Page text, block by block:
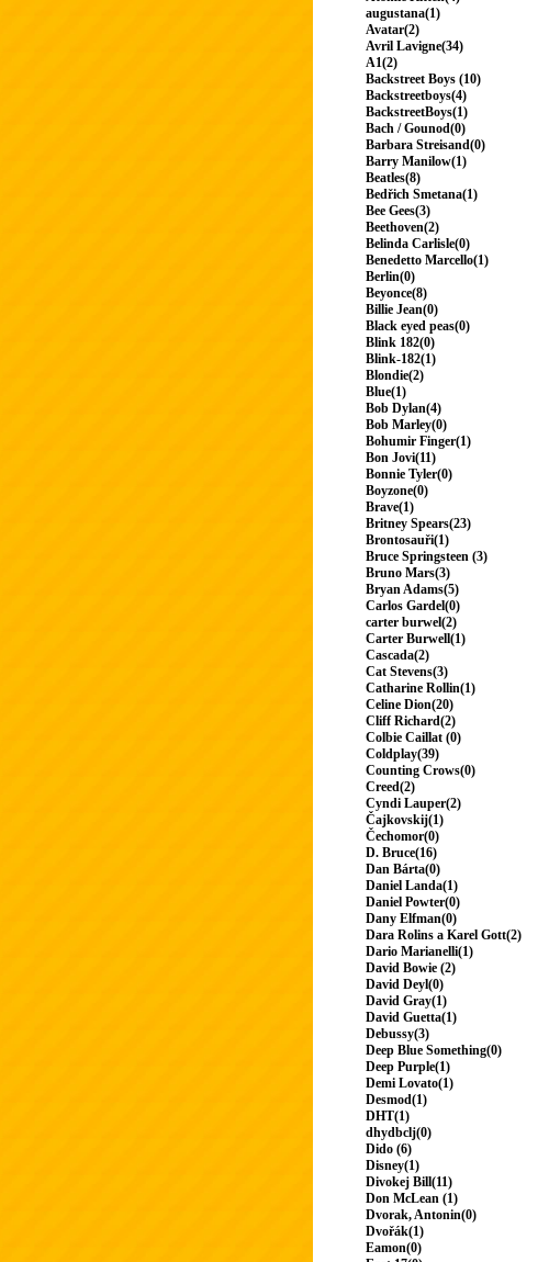
augustana(1)
Avatar(2)
Avril Lavigne(34)
A1(2)
Backstreet Boys (10)
Backstreetboys(4)
BackstreetBoys(1)
Bach / Gounod(0)
Barbara Streisand(0)
Barry Manilow(1)
Beatles(8)
Bedřich Smetana(1)
Bee Gees(3)
Beethoven(2)
Belinda Carlisle(0)
Benedetto Marcello(1)
Berlin(0)
Beyonce(8)
Billie Jean(0)
Black eyed peas(0)
Blink 182(0)
Blink-182(1)
Blondie(2)
Blue(1)
Bob Dylan(4)
Bob Marley(0)
Bohumir Finger(1)
Bon Jovi(11)
Bonnie Tyler(0)
Boyzone(0)
Brave(1)
Britney Spears(23)
Brontosauři(1)
Bruce Springsteen (3)
Bruno Mars(3)
Bryan Adams(5)
Carlos Gardel(0)
carter burwel(2)
Carter Burwell(1)
Cascada(2)
Cat Stevens(3)
Catharine Rollin(1)
Celine Dion(20)
Cliff Richard(2)
Colbie Caillat (0)
Coldplay(39)
Counting Crows(0)
Creed(2)
Cyndi Lauper(2)
Čajkovskij(1)
Čechomor(0)
D. Bruce(16)
Dan Bárta(0)
Daniel Landa(1)
Daniel Powter(0)
Dany Elfman(0)
Dara Rolins a Karel Gott(2)
Dario Marianelli(1)
David Bowie (2)
David Deyl(0)
David Gray(1)
David Guetta(1)
Debussy(3)
Deep Blue Something(0)
Deep Purple(1)
Demi Lovato(1)
Desmod(1)
DHT(1)
dhydbclj(0)
Dido (6)
Disney(1)
Divokej Bill(11)
Don McLean (1)
Dvorak, Antonin(0)
Dvořák(1)
Eamon(0)